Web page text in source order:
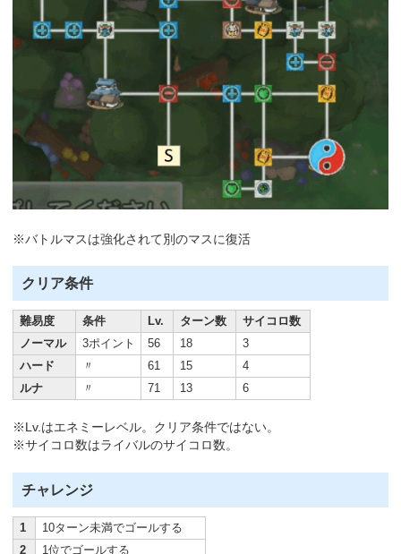
※バトルマスは強化されて別のマスに復活
クリア条件
難易度 条件 Lv. ターン数
サイコロ数
ノーマル
3ポイント 56 18
3
ハード
〃 61 15
4
ルナ
〃 71 13 6
※Lv.はエネミーレベル。クリア条件ではない。
※サイコロ数はライバルのサイコロ数。
チャレンジ
1
10ターン未満でゴールする
2
1位でゴールする